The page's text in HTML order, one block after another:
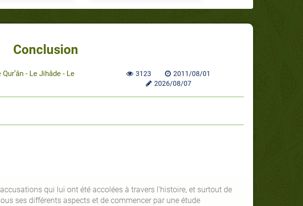
Conclusion
- Le Jihâde - Le
3123
2011/08/01
2026/08/07
qui lui ont été accolées à travers l’histoire, et surtout de
ses différents aspects et de commencer par une étude